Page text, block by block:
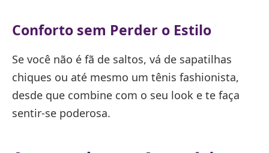
Conforto sem Perder o Estilo
Se você não é fã de saltos, vá de sapatilhas
chiques ou até mesmo um tênis fashionista,
desde que combine com o seu look e te faça
sentir-se poderosa.